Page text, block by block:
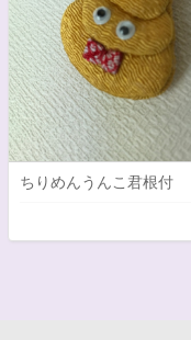
ちりめんうんこ君根付